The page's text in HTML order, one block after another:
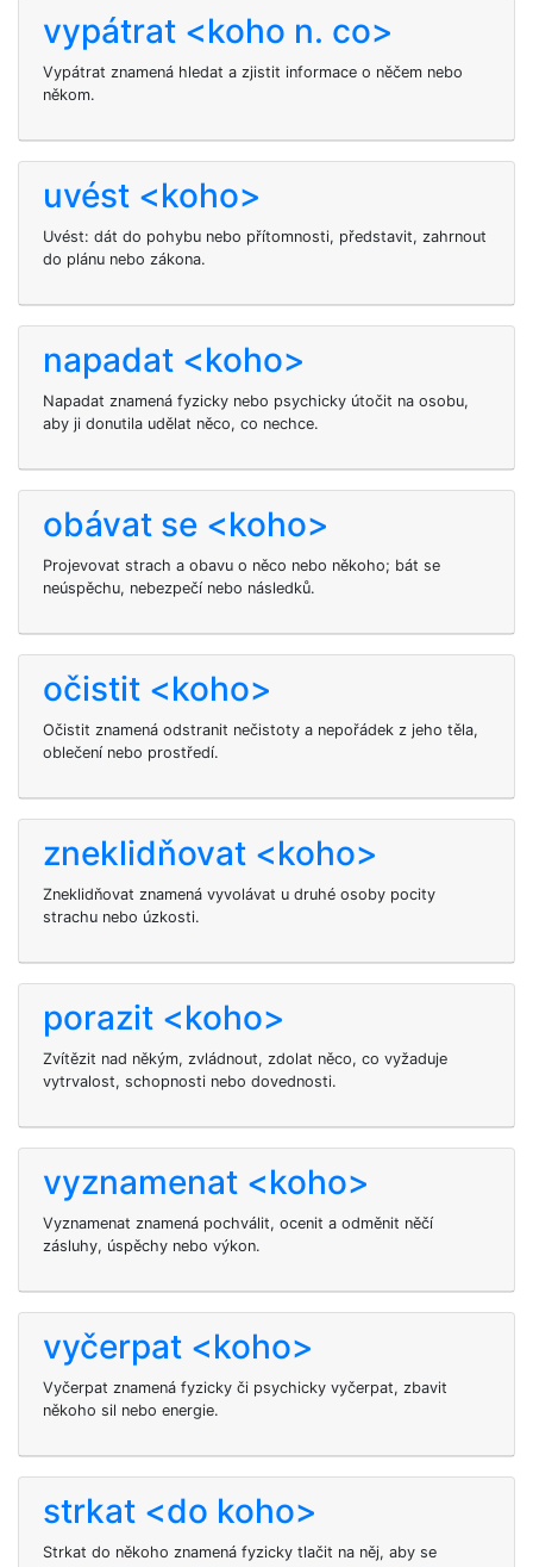
vypátrat <koho n. co>
Vypátrat znamená hledat a zjistit informace o něčem nebo
někom.
uvést <koho>
Uvést: dát do pohybu nebo přítomnosti, představit, zahrnout
do plánu nebo zákona.
napadat <koho>
Napadat znamená fyzicky nebo psychicky útočit na osobu,
aby ji donutila udělat něco, co nechce.
obávat se <koho>
Projevovat strach a obavu o něco nebo někoho; bát se
neúspěchu, nebezpečí nebo následků.
očistit <koho>
Očistit znamená odstranit nečistoty a nepořádek z jeho těla,
oblečení nebo prostředí.
zneklidňovat <koho>
Zneklidňovat znamená vyvolávat u druhé osoby pocity
strachu nebo úzkosti.
porazit <koho>
Zvítězit nad někým, zvládnout, zdolat něco, co vyžaduje
vytrvalost, schopnosti nebo dovednosti.
vyznamenat <koho>
Vyznamenat znamená pochválit, ocenit a odměnit něčí
zásluhy, úspěchy nebo výkon.
vyčerpat <koho>
Vyčerpat znamená fyzicky či psychicky vyčerpat, zbavit
někoho sil nebo energie.
strkat <do koho>
Strkat do někoho znamená fyzicky tlačit na něj, aby se